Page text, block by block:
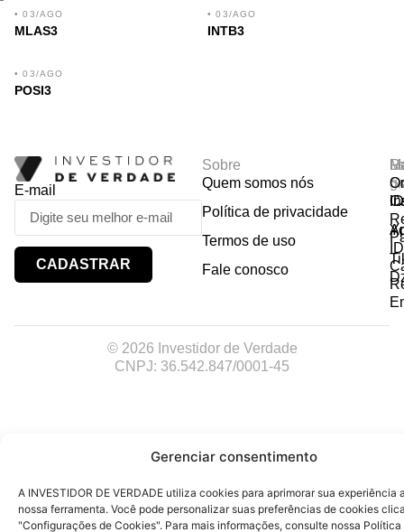
Gerenciar consentimento
A INVESTIDOR DE VERDADE utiliza cookies para aprimorar sua experiência
nossa ferramenta. Você pode personalizar suas preferências de cookies
"Configurações de Cookies". Para mais informações, consulte nossa Política
• 03/AGO
MLAS3
• 03/AGO
INTB3
• 03/AGO
POSI3
E-mail
CADASTRAR
Sobre
Quem somos nós
Política de privacidade
Termos de uso
Fale conosco
© 2026 Investidor de Verdade
CNPJ: 36.542.847/0001-45